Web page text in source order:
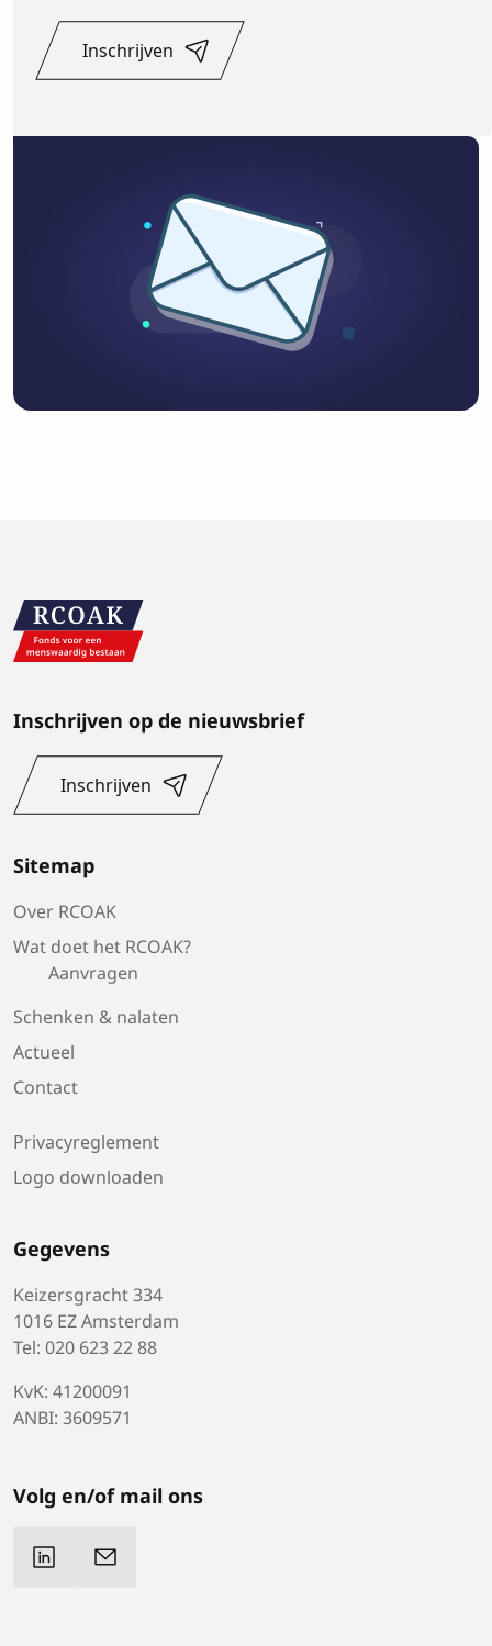
Inschrijven
Inschrijven op de nieuwsbrief
Inschrijven
Sitemap
Over RCOAK
Wat doet het RCOAK?
Aanvragen
Schenken & nalaten
Actueel
Contact
Privacyreglement
Logo downloaden
Gegevens
Keizersgracht 334
1016 EZ Amsterdam
Tel: 020 623 22 88
KvK: 41200091
ANBI: 3609571
Volg en/of mail ons